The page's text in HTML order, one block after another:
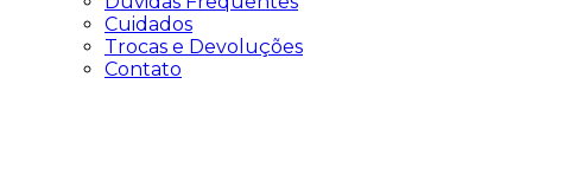
Cuidados
Trocas e Devoluções
Contato